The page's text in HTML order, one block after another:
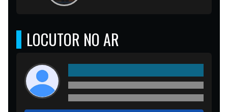
LOCUTOR NO AR